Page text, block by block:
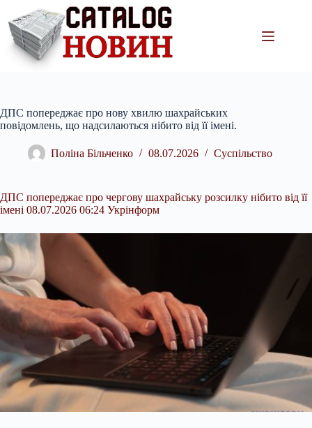
вмісту
ДПС попереджає про нову хвилю шахрайських
повідомлень, що надсилаються нібито від її імені.
Поліна Більченко 08.07.2026 Суспільство
ДПС попереджає про чергову шахрайську розсилку нібито від її
імені 08.07.2026 06:24 Укрінформ